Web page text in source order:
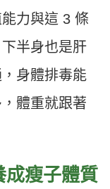
力與這 3 條
半身也是肝
身體排毒能
體重就跟著
成瘦子體質